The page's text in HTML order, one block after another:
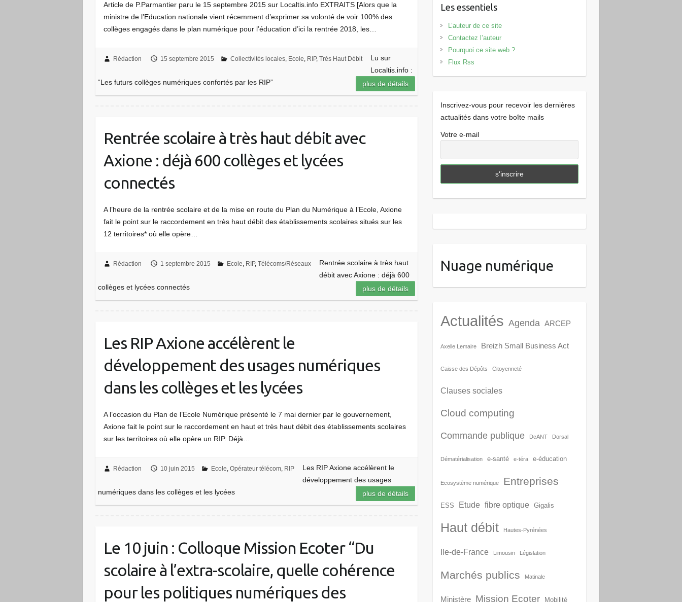
Article de P.Parmantier paru le 15 septembre 2015 sur Localtis.info EXTRAITS [Alors que la
ministre de l’Education nationale vient récemment d’exprimer sa volonté de voir 100% des
collèges engagés dans le plan numérique pour l’éducation d’ici la rentrée 2018, les…
Rédaction 15 septembre 2015 Collectivités locales, Ecole RIP, Très Haut Débit
Lu sur
Localtis.info :
“Les futurs collèges numériques confortés par les RIP”
plus de détails
Rentrée scolaire à très haut débit avec
Axione : déjà 600 collèges et lycées
connectés
A l’heure de la rentrée scolaire et de la mise en route du Plan du Numérique à l’Ecole, Axione
fait le point sur le raccordement en très haut débit des établissements scolaires situés sur les
12 territoires* où elle opère…
Rédaction 1 septembre 2015 Ecole RIP, Télécoms/Réseaux
Rentrée scolaire à très haut
débit avec Axione : déjà 600
collèges et lycées connectés
plus de détails
Les RIP Axione accélèrent le
développement des usages numériques
dans les collèges et les lycées
A l’occasion du Plan de l’Ecole Numérique présenté le 7 mai dernier par le gouvernement,
Axione fait le point sur le raccordement en haut et très haut débit des établissements scolaires
sur les territoires où elle opère un RIP. Déjà…
Rédaction 10 juin 2015 Ecole Opérateur télécom, RIP
Les RIP Axione accélèrent le
développement des usages
numériques dans les collèges et les lycées
plus de détails
Le 10 juin : Colloque Mission Ecoter “Du
scolaire à l’extra-scolaire, quelle cohérence
pour les politiques numériques des
Les essentiels
L’auteur de ce site
Contactez l’auteur
Pourquoi ce site web ?
Flux Rss
Inscrivez-vous pour recevoir les dernières
actualités dans votre boîte mails
Votre e-mail
Nuage numérique
Actualités Agenda ARCEP
Axelle Lemaire Breizh Small Business Act
Caisse des Dépôts Citoyenneté
Clauses sociales
Cloud computing
Commande publique DcANT Dorsal
Dématérialisation e-santé e-téra e-éducation
Ecosystème numérique Entreprises
ESS Etude fibre optique Gigalis
Haut débit Hautes-Pyrénées
Ile-de-France Limousin Législation
Marchés publics Matinale
Ministère Mission Ecoter Mobilité